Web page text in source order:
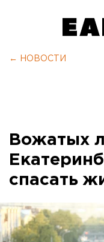
← НОВОСТИ
Вожатых
спасать